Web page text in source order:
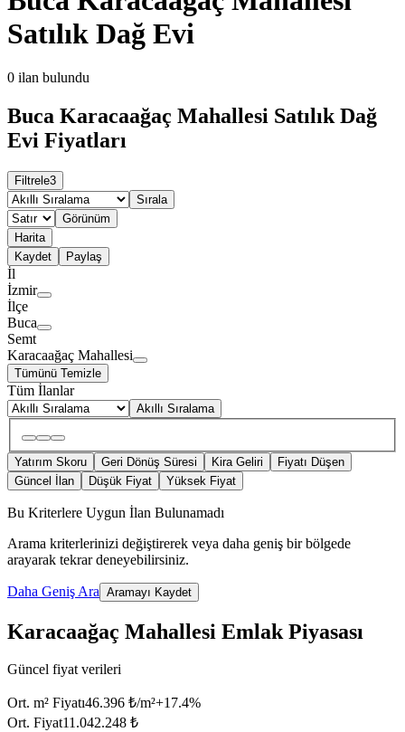
Satılık Dağ Evi
0 ilan bulundu
Buca Karacaağaç Mahallesi Satılık Dağ
Evi Fiyatları
Filtrele3
Sırala
Görünüm
Harita
Kaydet
Paylaş
İl
İzmir
İlçe
Buca
Semt
Karacaağaç Mahallesi
Tümünü Temizle
Tüm İlanlar
Akıllı Sıralama
Yatırım Skoru Geri Dönüş Süresi Kira Geliri
Fiyatı Düşen
Güncel İlan
Düşük Fiyat Yüksek Fiyat
Bu Kriterlere Uygun İlan Bulunamadı
Arama kriterlerinizi değiştirerek veya daha geniş bir bölgede
arayarak tekrar deneyebilirsiniz.
Daha Geniş Ara Aramayı Kaydet
Karacaağaç Mahallesi Emlak Piyasası
Güncel fiyat verileri
Ort. m² Fiyatı46.396 ₺/m²+17.4%
Ort. Fiyat11.042.248 ₺